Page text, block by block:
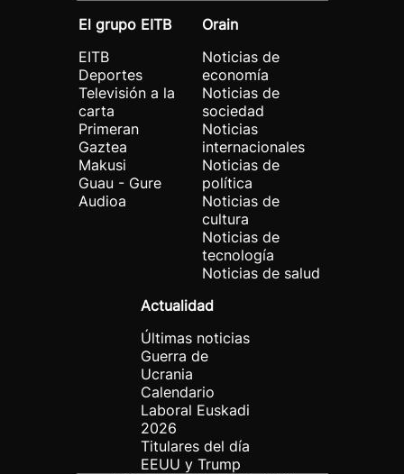
El grupo EITB
EITB
Deportes
Televisión a la
carta
Primeran
Gaztea
Makusi
Guau - Gure
Audioa
Orain
Noticias de
economía
Noticias de
sociedad
Noticias
internacionales
Noticias de
política
Noticias de
cultura
Noticias de
tecnología
Noticias de salud
Actualidad
Últimas noticias
Guerra de
Ucrania
Calendario
Laboral Euskadi
2026
Titulares del día
EEUU y Trump